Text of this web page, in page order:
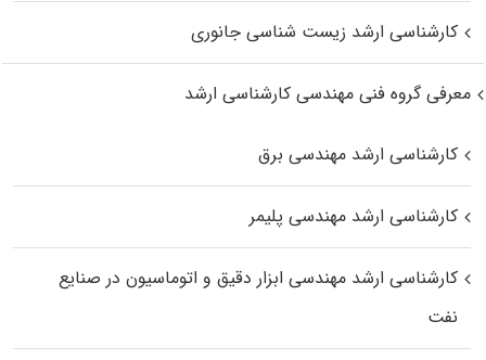
کارشناسی ارشد زیست‌ شناسی جانوری
معرفی گروه فنی مهندسی کارشناسی ارشد
کارشناسی ارشد مهندسی برق
کارشناسی ارشد مهندسی پلیمر
کارشناسی ارشد مهندسی ابزار دقیق و اتوماسیون در صنایع
نفت